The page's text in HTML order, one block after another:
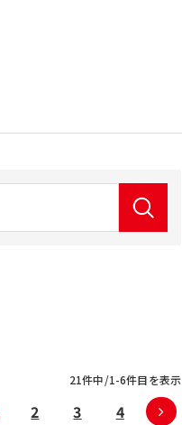
21件中/1-6件目を表示
2 3 4